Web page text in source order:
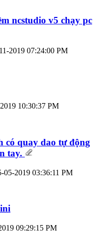
ncstudio v5 chạy pc
2019 07:24:00 PM
10:30:37 PM
có quay dao tự động
tay.
05-2019 03:36:11 PM
09:29:15 PM